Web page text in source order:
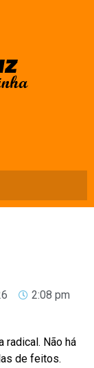
2:08 pm
radical. Não há
de feitos.